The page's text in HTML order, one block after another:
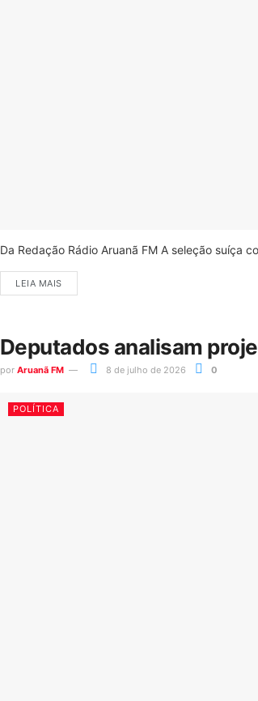
Da Redação Rádio Aruanã FM A seleção suíça
LEIA MAIS
Deputados analisam
por Aruanã FM 8 de julho de 2026 0
POLÍTICA